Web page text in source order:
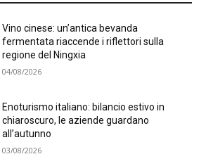
Vino cinese: un’antica bevanda
fermentata riaccende i riflettori sulla
regione del Ningxia
04/08/2026
Enoturismo italiano: bilancio estivo in
chiaroscuro, le aziende guardano
all’autunno
03/08/2026